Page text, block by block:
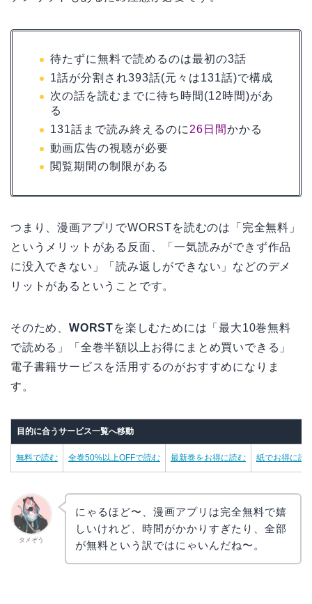
待たずに無料で読めるのは最初の3話
1話が分割され393話(元々は131話)で構成
次の話を読むまでに待ち時間(12時間)があ
る
131話まで読み終えるのに 26日間かかる
動画広告の視聴が必要
閲覧期間の制限がある
つまり、漫画アプリでWORSTを読むのは「完全無料」
というメリットがある反面、「一気読みができず作品
に没入できない」「読み返しができない」などのデメ
リットがあるということです。
そのため、 WORSTを楽しむためには「最大10巻無料
で読める」「全巻半額以上お得にまとめ買いできる」
電子書籍サービスを活用するのがおすすめになりま
す。
目的に合うサービス一覧へ移動
無料で読む 全巻50%以上OFFで読む 最新巻をお得に読む 紙でお得に読
タメぞう
にゃるほど〜、漫画アプリは完全無料で嬉
しいけれど、時間がかかりすぎたり、全部
が無料という訳ではにゃいんだね〜。